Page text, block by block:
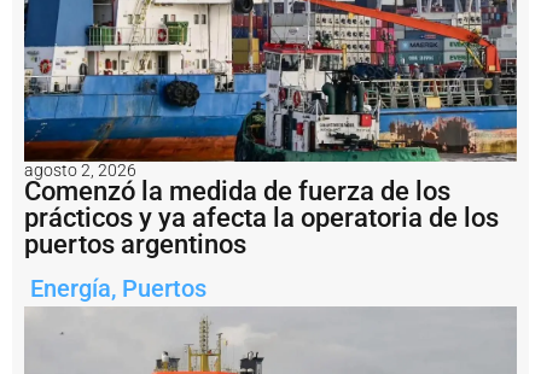
s
t
e
y
l
o
g
r
ó
z
f
a
agosto 2, 2026
Comenzó la medida de fuerza de los
prácticos y ya afecta la operatoria de los
puertos argentinos
Energía, Puertos